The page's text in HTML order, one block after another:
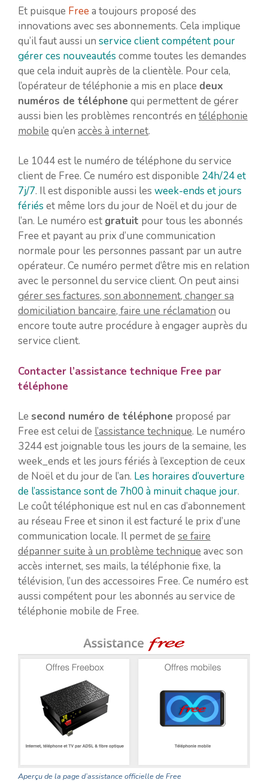
Et puisque Free a toujours proposé des
innovations avec ses abonnements. Cela implique
qu’il faut aussi un service client compétent pour
gérer ces nouveautés comme toutes les demandes
que cela induit auprès de la clientèle. Pour cela,
l’opérateur de téléphonie a mis en place deux
numéros de téléphone qui permettent de gérer
aussi bien les problèmes rencontrés en téléphonie
mobile qu’en accès à internet.
Le 1044 est le numéro de téléphone du service
client de Free. Ce numéro est disponible 24h/24 et
7j/7. Il est disponible aussi les week-ends et jours
fériés et même lors du jour de Noël et du jour de
l’an. Le numéro est gratuit pour tous les abonnés
Free et payant au prix d’une communication
normale pour les personnes passant par un autre
opérateur. Ce numéro permet d’être mis en relation
avec le personnel du service client. On peut ainsi
gérer ses factures, son abonnement, changer sa
domiciliation bancaire, faire une réclamation ou
encore toute autre procédure à engager auprès du
service client.
Contacter l’assistance technique Free par
téléphone
Le second numéro de téléphone proposé par
Free est celui de l’assistance technique. Le numéro
3244 est joignable tous les jours de la semaine, les
week_ends et les jours fériés à l’exception de ceux
de Noël et du jour de l’an. Les horaires d’ouverture
de l’assistance sont de 7h00 à minuit chaque jour.
Le coût téléphonique est nul en cas d’abonnement
au réseau Free et sinon il est facturé le prix d’une
communication locale. Il permet de se faire
dépanner suite à un problème technique avec son
accès internet, ses mails, la téléphonie fixe, la
télévision, l’un des accessoires Free. Ce numéro est
aussi compétent pour les abonnés au service de
téléphonie mobile de Free.
Aperçu de la page d’assistance officielle de Free